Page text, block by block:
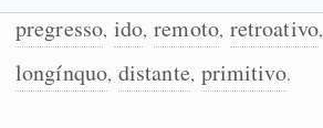
Resumir Texto
pregresso, ido, remoto, retroativo,
longínquo, distante, primitivo.